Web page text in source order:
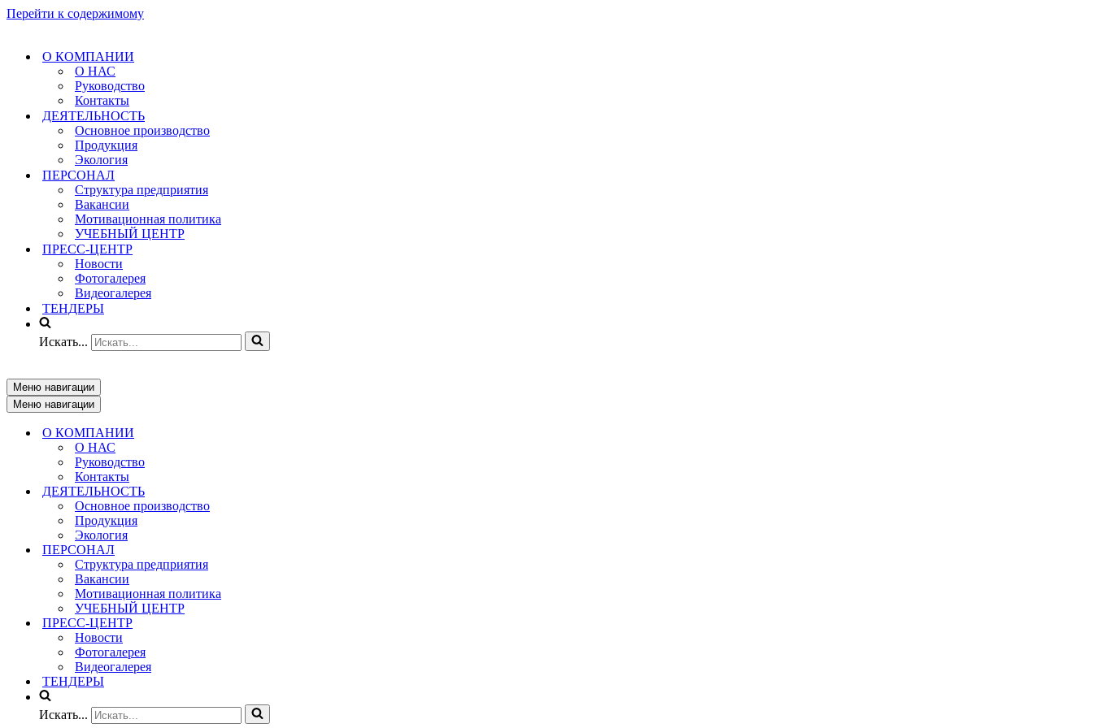
Перейти к содержимому
О КОМПАНИИ
О НАС
Руководство
Контакты
ДЕЯТЕЛЬНОСТЬ
Основное производство
Продукция
Экология
ПЕРСОНАЛ
Структура предприятия
Вакансии
Мотивационная политика
УЧЕБНЫЙ ЦЕНТР
ПРЕСС-ЦЕНТР
Новости
Фотогалерея
Видеогалерея
ТЕНДЕРЫ
Искать...
Меню навигации
Меню навигации
О КОМПАНИИ
О НАС
Руководство
Контакты
ДЕЯТЕЛЬНОСТЬ
Основное производство
Продукция
Экология
ПЕРСОНАЛ
Структура предприятия
Вакансии
Мотивационная политика
УЧЕБНЫЙ ЦЕНТР
ПРЕСС-ЦЕНТР
Новости
Фотогалерея
Видеогалерея
ТЕНДЕРЫ
Искать...